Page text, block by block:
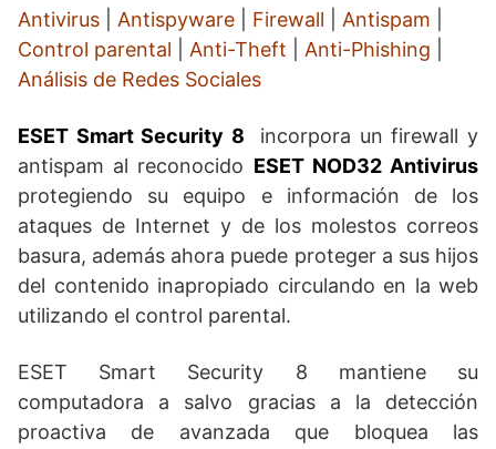
Antivirus Antispyware Firewall Antispam
Control parental
Anti-Theft Anti-Phishing
Análisis de Redes Sociales
ESET Smart Security 8
incorpora un firewall y
antispam al reconocido ESET NOD32 Antivirus
protegiendo su equipo e información de los
ataques de Internet y de los molestos correos
basura, además ahora puede proteger a sus hijos
del contenido inapropiado circulando en la web
utilizando el control parental.
ESET Smart Security 8 mantiene su
computadora a salvo gracias a la detección
proactiva de avanzada que bloquea las